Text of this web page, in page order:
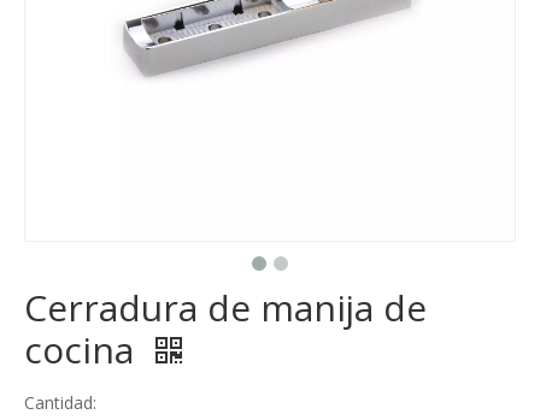
Cerradura de manija de
cocina
Cantidad: